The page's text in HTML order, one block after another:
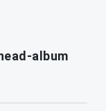
album